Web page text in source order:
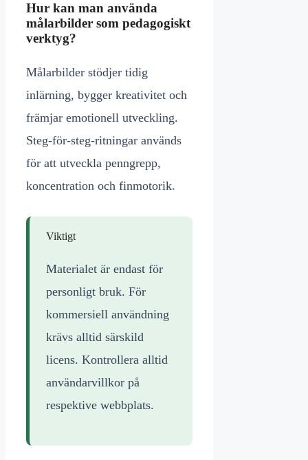
Hur kan man använda
målarbilder som pedagogiskt
verktyg?
Målarbilder stödjer tidig
inlärning, bygger kreativitet och
främjar emotionell utveckling.
Steg-för-steg-ritningar används
för att utveckla penngrepp,
koncentration och finmotorik.
Viktigt
Materialet är endast för
personligt bruk. För
kommersiell användning
krävs alltid särskild
licens. Kontrollera alltid
användarvillkor på
respektive webbplats.